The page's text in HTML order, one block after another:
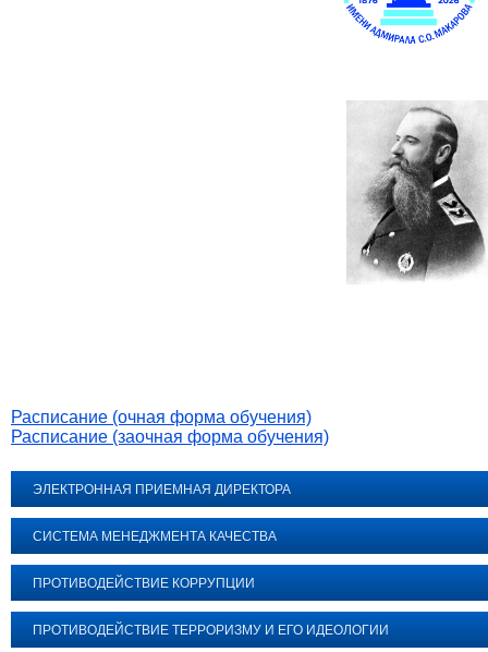
Расписание (очная форма обучения)
Расписание (заочная форма обучения)
ЭЛЕКТРОННАЯ ПРИЕМНАЯ ДИРЕКТОРА
СИСТЕМА МЕНЕДЖМЕНТА КАЧЕСТВА
ПРОТИВОДЕЙСТВИЕ КОРРУПЦИИ
ПРОТИВОДЕЙСТВИЕ ТЕРРОРИЗМУ И ЕГО ИДЕОЛОГИИ